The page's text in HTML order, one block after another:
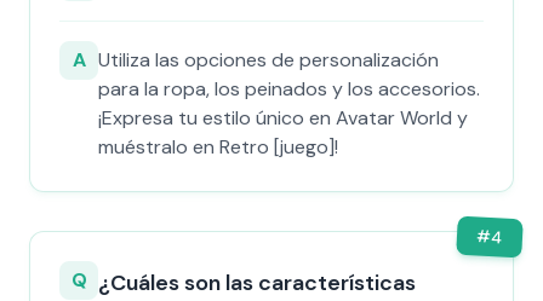
A Utiliza las opciones de personalización
para la ropa, los peinados y los accesorios.
¡Expresa tu estilo único en Avatar World y
muéstralo en Retro [juego]!
#4
Q ¿Cuáles son las características